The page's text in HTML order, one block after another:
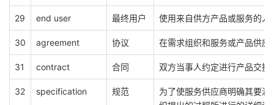
29 end user 最终用户 使用来自供方产品或服务的人
30 agreement 协议 在需求组织和服务或产品供
31 contract 合同 双方当事人约定进行产品交换
32 specification 规范
为了使服务供应商明确其要